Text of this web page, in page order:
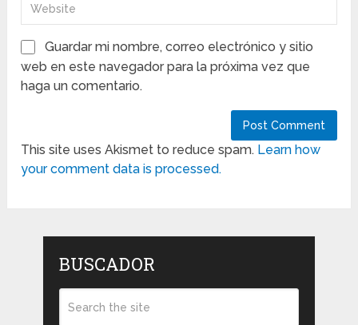
Guardar mi nombre, correo electrónico y sitio
web en este navegador para la próxima vez que
haga un comentario.
This site uses Akismet to reduce spam. Learn how
your comment data is processed.
BUSCADOR